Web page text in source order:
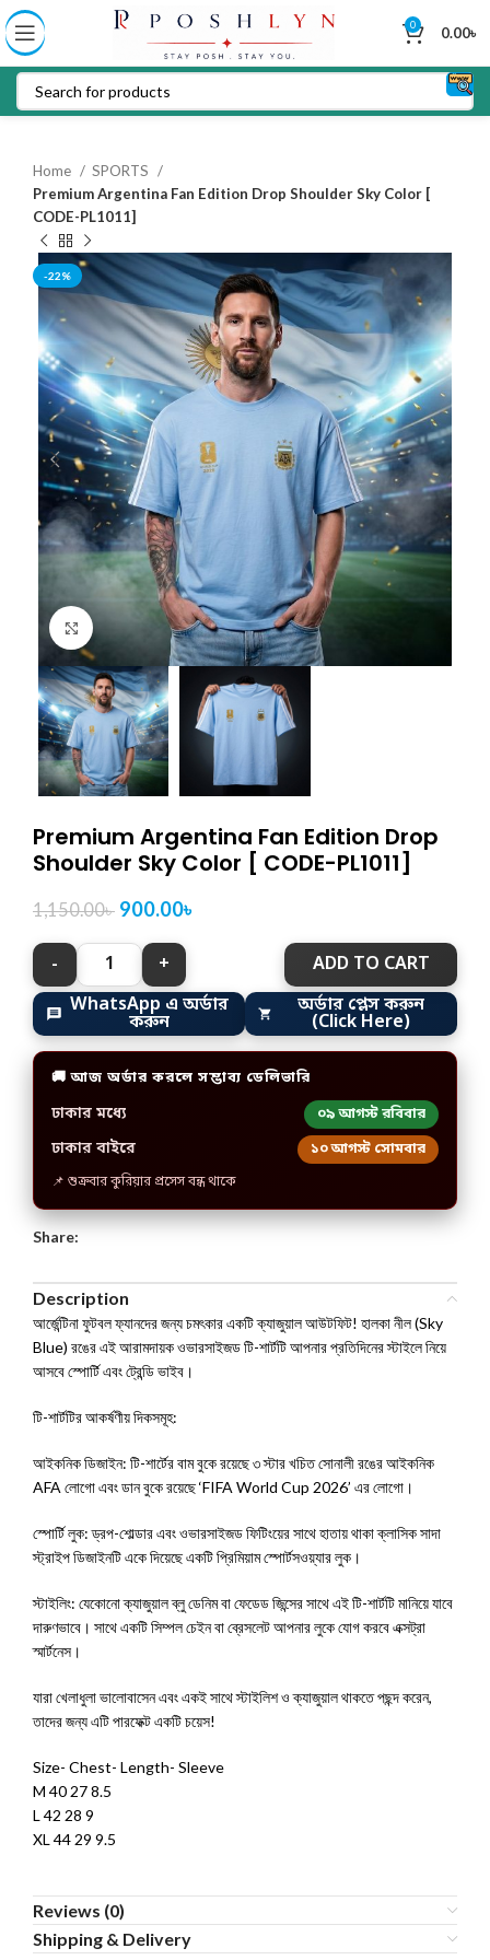
0 0.00৳
Home
SPORTS
Premium Argentina Fan Edition Drop Shoulder Sky Color [
CODE-PL1011]
-22%
Click to enlarge
Premium Argentina Fan Edition Drop
Shoulder Sky Color [ CODE-PL1011]
1,150.00৳ 900.00৳
ADD TO CART
WhatsApp এ অর্ডার
করুন
অর্ডার প্লেস করুন
(Click Here)
🚚 আজ অর্ডার করলে সম্ভাব্য ডেলিভারি
ঢাকার মধ্যে ০৯ আগস্ট রবিবার
ঢাকার বাইরে ১০ আগস্ট সোমবার
📌 শুক্রবার কুরিয়ার প্রসেস বন্ধ থাকে
Share:
Description
আর্জেন্টিনা ফুটবল ফ্যানদের জন্য চমৎকার একটি ক্যাজুয়াল আউটফিট! হালকা নীল (Sky
Blue) রঙের এই আরামদায়ক ওভারসাইজড টি-শার্টটি আপনার প্রতিদিনের স্টাইলে নিয়ে
আসবে স্পোর্টি এবং ট্রেন্ডি ভাইব।
টি-শার্টটির আকর্ষণীয় দিকসমূহ:
আইকনিক ডিজাইন: টি-শার্টের বাম বুকে রয়েছে ৩ স্টার খচিত সোনালী রঙের আইকনিক
AFA লোগো এবং ডান বুকে রয়েছে ‘FIFA World Cup 2026’ এর লোগো।
স্পোর্টি লুক: ড্রপ-শোল্ডার এবং ওভারসাইজড ফিটিংয়ের সাথে হাতায় থাকা ক্লাসিক সাদা
স্ট্রাইপ ডিজাইনটি একে দিয়েছে একটি প্রিমিয়াম স্পোর্টসওয়্যার লুক।
স্টাইলিং: যেকোনো ক্যাজুয়াল ব্লু ডেনিম বা ফেডেড জিন্সের সাথে এই টি-শার্টটি মানিয়ে যাবে
দারুণভাবে। সাথে একটি সিম্পল চেইন বা ব্রেসলেট আপনার লুকে যোগ করবে এক্সট্রা
স্মার্টনেস।
যারা খেলাধুলা ভালোবাসেন এবং একই সাথে স্টাইলিশ ও ক্যাজুয়াল থাকতে পছন্দ করেন,
তাদের জন্য এটি পারফেক্ট একটি চয়েস!
Size- Chest- Length- Sleeve
M 40 27 8.5
L 42 28 9
XL 44 29 9.5
Reviews (0)
Shipping & Delivery